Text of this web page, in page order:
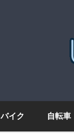
バイク 自転車